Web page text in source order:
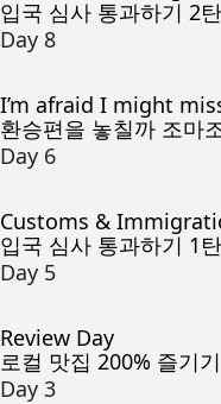
입국 심사 통과하기 2탄
Day 8
I’m afraid I might
환승편을 놓칠까 조마
Day 6
Customs &
입국 심사 통과하기 1탄
Day 5
Review Day
로컬 맛집 200% 즐기기
Day 3